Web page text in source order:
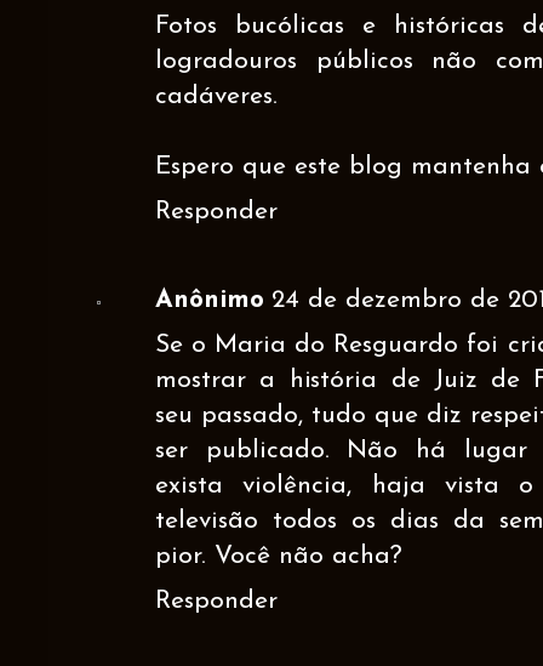
Fotos bucólicas e históricas
logradouros públicos não
cadáveres.
Espero que este blog mantenha
Responder
Anônimo 24 de dezembro de
Se o Maria do Resguardo foi
mostrar a história de Juiz de
seu passado, tudo que diz
ser publicado. Não há lugar
exista violência, haja vista
televisão todos os dias da
pior. Você não acha?
Responder